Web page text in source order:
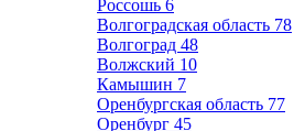
Россошь 6
Волгоградская область 78
Волгоград 48
Волжский 10
Камышин 7
Оренбургская область 77
Оренбург 45